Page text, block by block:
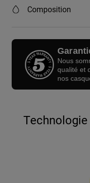
Composition
Nous
qualité et
nos
Technologie